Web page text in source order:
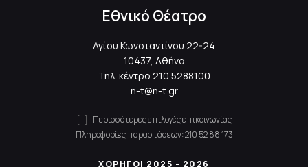
Εθνικό Θέατρο
Αγίου Κωνσταντίνου 22-24
10437, Αθήνα
Τηλ. κέντρο 210 5288100
n-t@n-t.gr
Περισσότερες επιλογές επικοινωνίας
Πληροφορίες παραστάσεων:210 52 88 173
ΧΟΡΗΓΟΙ 2025 - 2026